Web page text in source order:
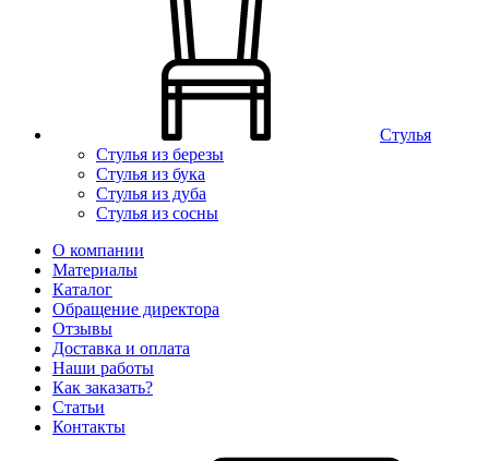
Стулья
Стулья из березы
Стулья из бука
Стулья из дуба
Стулья из сосны
О компании
Материалы
Каталог
Обращение директора
Отзывы
Доставка и оплата
Наши работы
Как заказать?
Статьи
Контакты